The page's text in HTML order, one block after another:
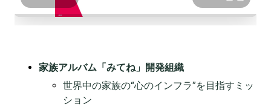
家族アルバム「みてね」開発組織
世界中の家族の“心のインフラ”を目指すミッ
ション